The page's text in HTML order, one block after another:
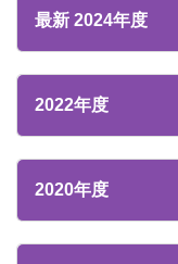
最新 2024年度
2022年度
2020年度